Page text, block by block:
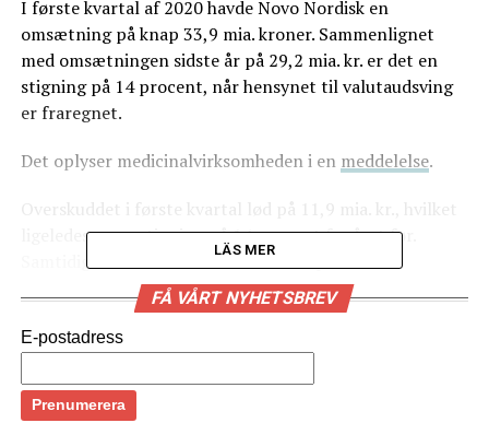
I første kvartal af 2020 havde Novo Nordisk en
omsætning på knap 33,9 mia. kroner. Sammenlignet
med omsætningen sidste år på 29,2 mia. kr. er det en
stigning på 14 procent, når hensynet til valutaudsving
er fraregnet.
Det oplyser medicinalvirksomheden i en meddelelse.
Overskuddet i første kvartal lød på 11,9 mia. kr., hvilket
ligeledes er en stigning på 14 procent fra året før.
Samtidig fastholder Novo Nordisk de positive
forventninger trods coronakrisen for resten af 2020.
Medicinalvirksomheden regner fortsat med en vækst i
der forventes at vokse mellem 1-5 procent.
LÄS MER
FÅ VÅRT NYHETSBREV
E-postadress